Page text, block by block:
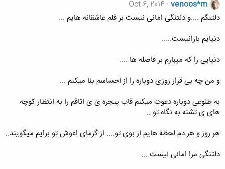
venoos*m
Oct 6, 2014
دلتنگم ....و دلتنگی امانی نیست بر قلم عاشقانه هایم ...
دنیایم بارانیست.....
دنیایی را که میبارم بر فاصله ها ....
و من چه بی قرار روزی دوباره را از احساسم بنا میکنم ...
به طلوعی دوباره دعوت میکنم قاب پنجره ی ی اتاقم را به انتظار کوچه
های ی تشنه به نگاه تو ..
هر روز و هر دم لحظه هایم از بوی تو.... از گرمای اغوش تو برایم میگویند..
دلتنگی مرا امانی نیست ...